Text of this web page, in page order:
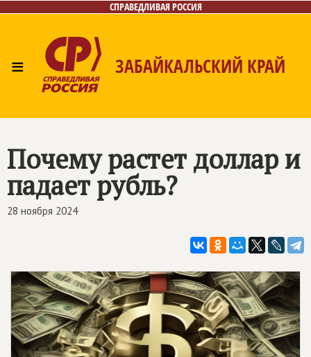
СПРАВЕДЛИВАЯ РОССИЯ
≡ ЗАБАЙКАЛЬСКИЙ КРАЙ
Почему растет доллар и
падает рубль?
28 ноября 2024